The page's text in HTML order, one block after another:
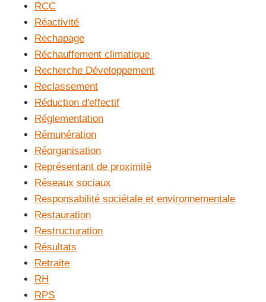
RCC
Réactivité
Rechapage
Réchauffement climatique
Recherche Développement
Reclassement
Réduction d'effectif
Réglementation
Rémunération
Réorganisation
Représentant de proximité
Réseaux sociaux
Responsabilité sociétale et environnementale
Restauration
Restructuration
Résultats
Retraite
RH
RPS